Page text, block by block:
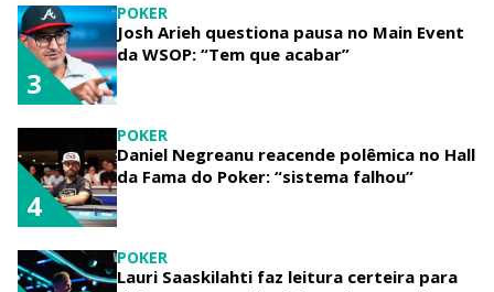
POKER
Josh Arieh questiona pausa no Main Event
da WSOP: “Tem que acabar”
3
POKER
Daniel Negreanu reacende polêmica no Hall
da Fama do Poker: “sistema falhou”
4
POKER
Lauri Saaskilahti faz leitura certeira para